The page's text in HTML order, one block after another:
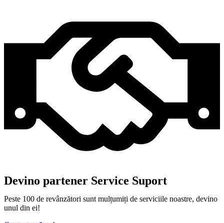
Devino partener Service Suport
Peste 100 de revânzători sunt mulțumiți de serviciile noastre, devino
unul din ei!